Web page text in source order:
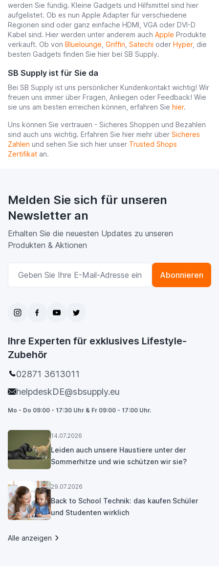
werden Sie fündig. Kleine Gadgets und Hilfsmittel sind hier
aufgelistet. Ob es nun Apple Adapter für verschiedene
Regionen sind oder ganz einfache HDMI, VGA oder DVI-D
Kabel sind. Hier werden unter anderem auch Apple Produkte
verkauft. Ob von Bluelounge Griffin Satechi oder Hyper, die
besten Gadgets finden Sie hier bei SB Supply.
SB Supply ist für Sie da
Bei SB Supply ist uns persönlicher Kundenkontakt wichtig! Wir
freuen uns immer über Fragen, Anliegen oder Feedback! Wie
sie uns am besten erreichen können, erfahren Sie hier.
Uns können Sie vertrauen - Sicheres Shoppen und Bezahlen
sind auch uns wichtig. Erfahren Sie hier mehr über Sicheres
Zahlen und sehen Sie sich hier unser Trusted Shops
Zertifikat an.
Melden Sie sich für unseren
Newsletter an
Erhalten Sie die neuesten Updates zu unseren
Produkten & Aktionen
E-Mailadresse
Abonnieren
Ihre Experten für exklusives Lifestyle-
Zubehör
02871 3613011
helpdeskDE@sbsupply.eu
Mo - Do 09:00 - 17:30 Uhr & Fr 09:00 - 17:00 Uhr.
14.07.2026
Leiden auch unsere Haustiere unter der
Sommerhitze und wie schützen wir sie?
29.07.2026
Back to School Technik: das kaufen Schüler
und Studenten wirklich
Alle anzeigen